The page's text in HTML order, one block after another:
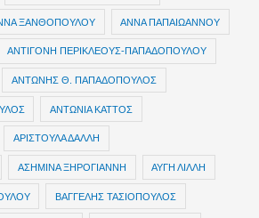
ΞΑΝΘΟΠΟΥΛΟΥ ΑΝΝΑ ΠΑΠΑΙΩΑΝΝΟΥ
ΑΝΤΙΓΟΝΗ ΠΕΡΙΚΛΕΟΥΣ-ΠΑΠΑΔΟΠΟΥΛΟΥ
ΑΝΤΩΝΗΣ Θ. ΠΑΠΑΔΟΠΟΥΛΟΣ
ΑΝΤΩΝΙΑ ΚΑΤΤΟΣ
ΑΡΙΣΤΟΥΛΑ ΔΑΛΛΗ
ΑΣΗΜΙΝΑ ΞΗΡΟΓΙΑΝΝΗ ΑΥΓΗ ΛΙΛΛΗ
ΒΑΓΓΕΛΗΣ ΤΑΣΙΟΠΟΥΛΟΣ